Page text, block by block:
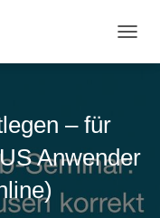
A
I
N
– für
Anwender